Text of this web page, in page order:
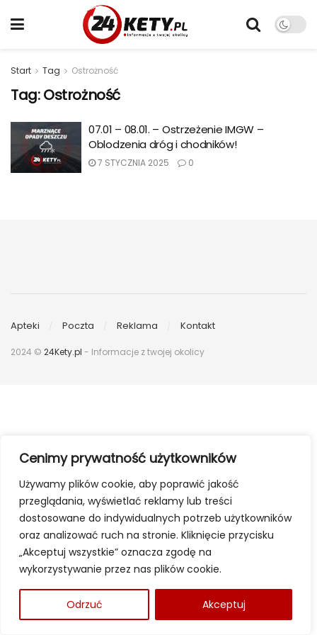
Cenimy prywatność użytkowników
Używamy plików cookie, aby poprawić jakość
przeglądania, wyświetlać reklamy lub treści
dostosowane do indywidualnych potrzeb użytkowników
oraz analizować ruch na stronie. Kliknięcie przycisku
„Akceptuj wszystkie” oznacza zgodę na
wykorzystywanie przez nas plików cookie.
Odrzuć Akceptuj
Start Tag Ostrożność
Tag:Ostrożność
07.01 – 08.01. – Ostrzeżenie IMGW –
Oblodzenia dróg i chodników!
7 STYCZNIA 2025 0
Apteki Poczta Reklama Kontakt
2024 © 24Kety.pl - Informacje z twojej okolicy